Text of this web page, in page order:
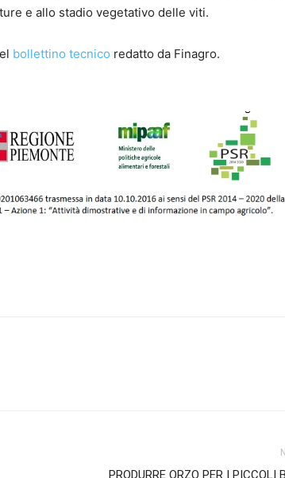
e allo stadio vegetativo delle viti.
bollettino tecnico redatto da Finagro.
PRODURRE ORZO PER I PICCOLI